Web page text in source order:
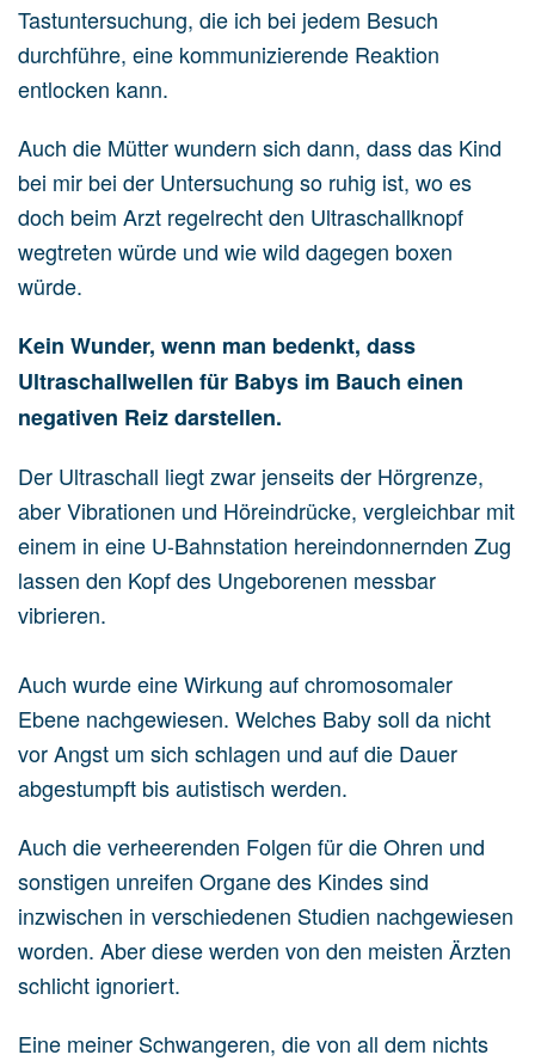
Tastuntersuchung, die ich bei jedem Besuch
durchführe, eine kommunizierende Reaktion
entlocken kann.
Auch die Mütter wundern sich dann, dass das Kind
bei mir bei der Untersuchung so ruhig ist, wo es
doch beim Arzt regelrecht den Ultraschallknopf
wegtreten würde und wie wild dagegen boxen
würde.
Kein Wunder, wenn man bedenkt, dass
Ultraschallwellen für Babys im Bauch einen
negativen Reiz darstellen.
Der Ultraschall liegt zwar jenseits der Hörgrenze,
aber Vibrationen und Höreindrücke, vergleichbar mit
einem in eine U-Bahnstation hereindonnernden Zug
lassen den Kopf des Ungeborenen messbar
vibrieren.
Auch wurde eine Wirkung auf chromosomaler
Ebene nachgewiesen. Welches Baby soll da nicht
vor Angst um sich schlagen und auf die Dauer
abgestumpft bis autistisch werden.
Auch die verheerenden Folgen für die Ohren und
sonstigen unreifen Organe des Kindes sind
inzwischen in verschiedenen Studien nachgewiesen
worden. Aber diese werden von den meisten Ärzten
schlicht ignoriert.
Eine meiner Schwangeren, die von all dem nichts